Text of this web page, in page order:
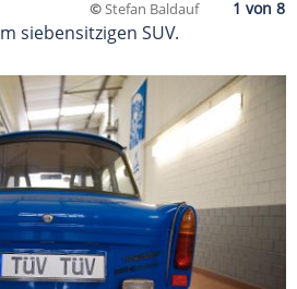
©Stefan Baldauf
siebensitzigen SUV.